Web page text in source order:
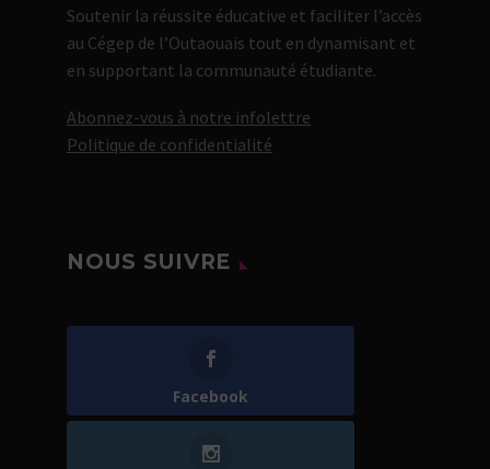
Soutenir la réussite éducative et faciliter l’accès
au Cégep de l’Outaouais tout en dynamisant et
en supportant la communauté étudiante.
Abonnez-vous à notre infolettre
Politique de confidentialité
NOUS SUIVRE
Facebook